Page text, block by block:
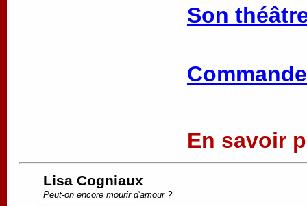
Son
En savoir
Lisa Cogniaux
Peut-on encore mourir d'amour ?